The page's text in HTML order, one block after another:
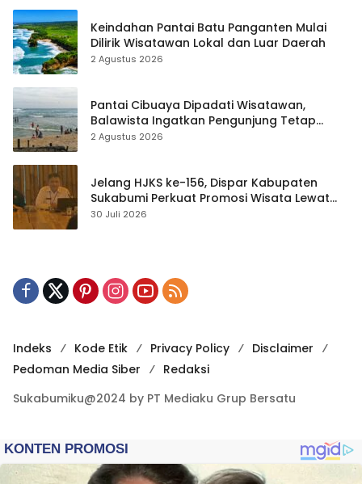
Keindahan Pantai Batu Panganten Mulai
Dilirik Wisatawan Lokal dan Luar Daerah
2 Agustus 2026
Pantai Cibuaya Dipadati Wisatawan,
Balawista Ingatkan Pengunjung Tetap
Waspada
2 Agustus 2026
Jelang HJKS ke-156, Dispar Kabupaten
Sukabumi Perkuat Promosi Wisata Lewat
Publikasi Digital
30 Juli 2026
Indeks Kode Etik Privacy Policy
Disclaimer
Pedoman Media Siber
Redaksi
Sukabumiku@2024 by PT Mediaku Grup Bersatu